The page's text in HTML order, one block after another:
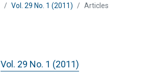
Vol. 29 No. 1 (2011) Articles
Vol. 29 No. 1 (2011)